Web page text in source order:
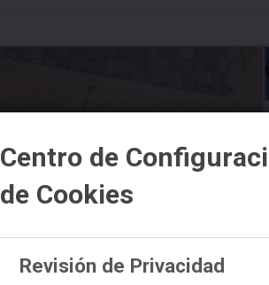
Centro de
de Cookies
Revisión de Privacidad